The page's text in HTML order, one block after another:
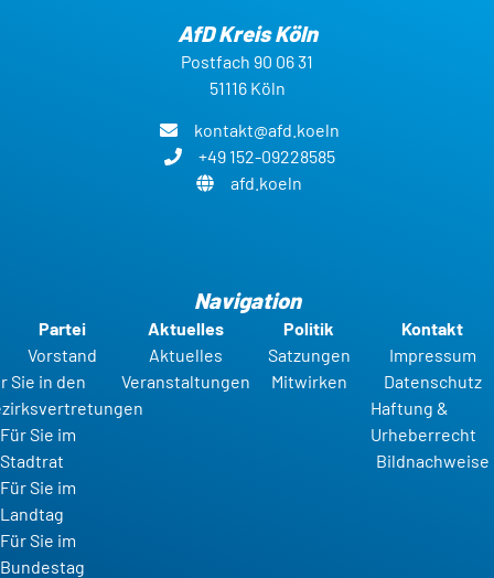
AfD Kreis Köln
Postfach 90 06 31
51116 Köln
kontakt@afd.koeln
+49 152-09228585
afd.koeln
Navigation
Partei
Vorstand
Sie in den
Für Sie im
Stadtrat
Für Sie im
Landtag
Für Sie im
Bundestag
Aktuelles
Aktuelles
Veranstaltungen
Politik
Satzungen
Mitwirken
Kontakt
Impressum
Datenschutz
Haftung &
Urheberrecht
Bildnachweise